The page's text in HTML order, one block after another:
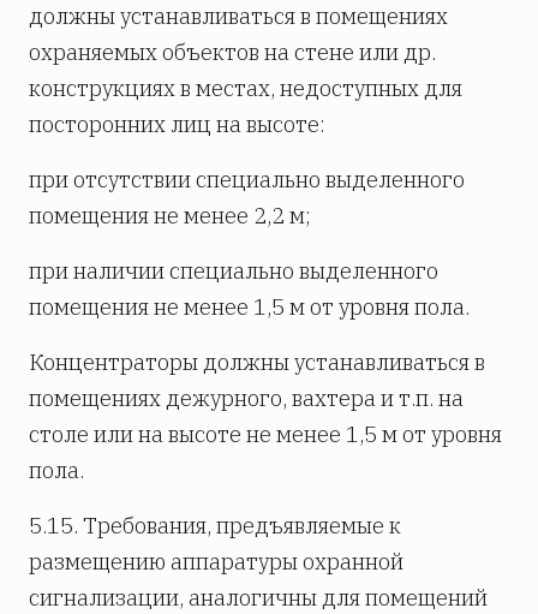
должны устанавливаться в помещениях
охраняемых объектов на стене или др.
конструкциях в местах, недоступных для
посторонних лиц на высоте:
при отсутствии специально выделенного
помещения не менее 2,2 м;
при наличии специально выделенного
помещения не менее 1,5 м от уровня пола.
Концентраторы должны устанавливаться в
помещениях дежурного, вахтера и т.п. на
столе или на высоте не менее 1,5 м от уровня
пола.
5.15. Требования, предъявляемые к
размещению аппаратуры охранной
сигнализации, аналогичны для помещений